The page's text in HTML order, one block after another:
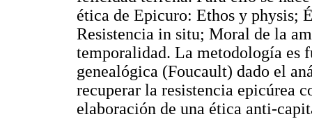
ética de Epicuro: Ethos y physis;
Resistencia in situ; Moral de la
temporalidad. La metodología es
genealógica (Foucault) dado el
recuperar la resistencia epicúrea
elaboración de una ética anti-